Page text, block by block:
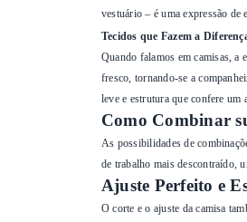
vestuário – é uma expressão
Tecidos que Fazem a
Quando falamos em camisas, a
fresco, tornando-se a
leve e estrutura que confere um
Como Combinar
As possibilidades de
de trabalho mais descontraído,
Ajuste Perfeito e
O corte e o ajuste da camisa